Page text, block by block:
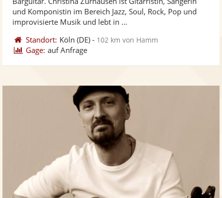
5
und Komponistin im Bereich Jazz, Soul, Rock, Pop und
improvisierte Musik und lebt in ...
Standort: Köln (DE) - 102 km von Hamm
Gage: auf Anfrage